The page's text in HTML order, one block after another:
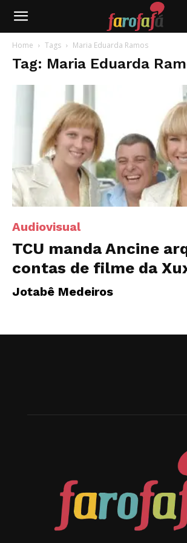
Farofafá
Home Tags Maria Eduarda Ramos
Tag: Maria Eduarda
Audiovisual
TCU manda Ancine
contas de filme da
Jotabê Medeiros